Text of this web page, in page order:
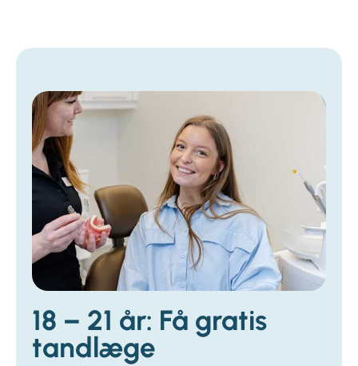
18 – 21 år: Få gratis
tandlæge